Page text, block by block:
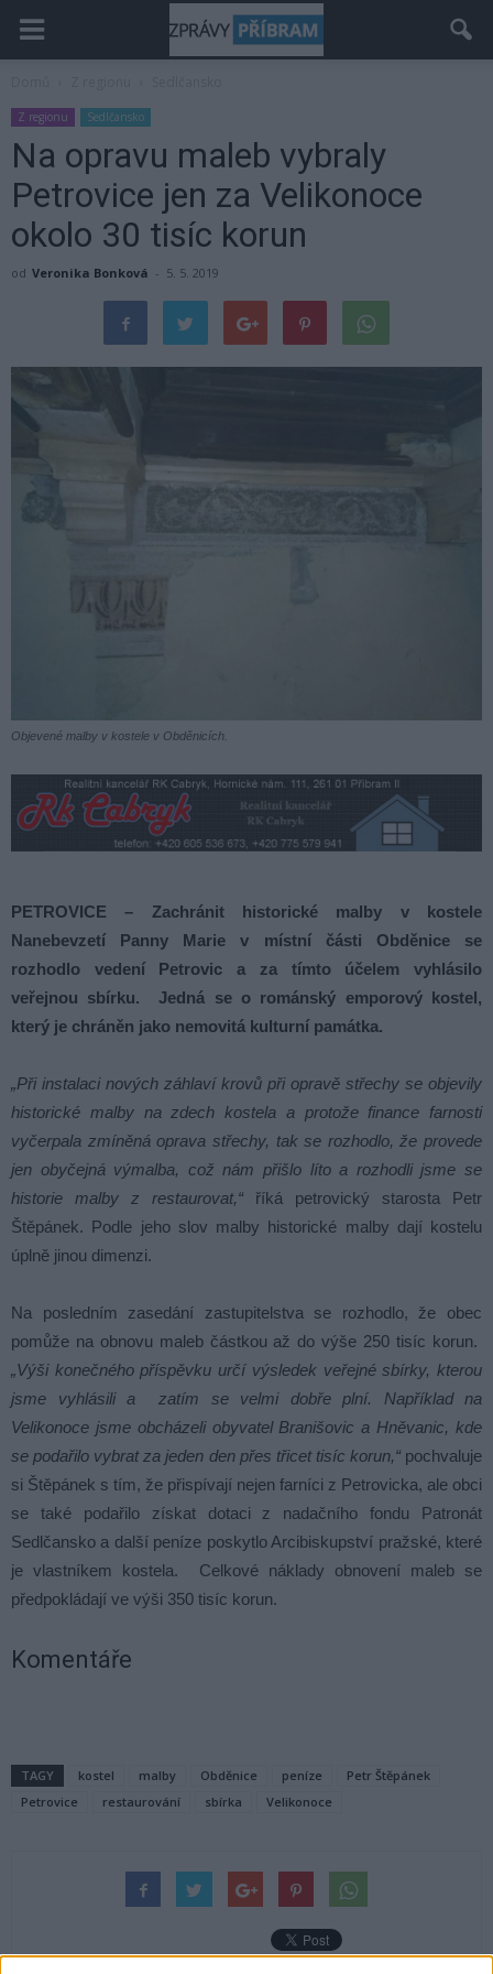
Z regionu Sedlčansko
Na opravu maleb vybraly
Petrovice jen za Velikonoce
okolo 30 tisíc korun
od Veronika Bonková - 5. 5. 2019
Objevené malby v kostele v Obděnicích.
PETROVICE – Zachránit historické malby v kostele
Nanebevzetí Panny Marie v místní části Obděnice se
rozhodlo vedení Petrovic a za tímto účelem vyhlásilo
veřejnou sbírku. Jedná se o románský emporový kostel,
který je chráněn jako nemovitá kulturní památka.
„Při instalaci nových záhlaví krovů při opravě střechy se objevily
historické malby na zdech kostela a protože finance farnosti
vyčerpala zmíněná oprava střechy, tak se rozhodlo, že provede
jen obyčejná výmalba, což nám přišlo líto a rozhodli jsme se
historie malby z restaurovat,“ říká petrovický starosta Petr
Štěpánek. Podle jeho slov malby historické malby dají kostelu
úplně jinou dimenzi.
Na posledním zasedání zastupitelstva se rozhodlo, že obec
pomůže na obnovu maleb částkou až do výše 250 tisíc korun.
„Výši konečného příspěvku určí výsledek veřejné sbírky, kterou
jsme vyhlásili a zatím se velmi dobře plní. Například na
Velikonoce jsme obcházeli obyvatel Branišovic a Hněvanic, kde
se podařilo vybrat za jeden den přes třicet tisíc korun,“pochvaluje
si Štěpánek s tím, že přispívají nejen farníci z Petrovicka, ale obci
se také podařilo získat dotaci z nadačního fondu Patronát
Sedlčansko a další peníze poskytlo Arcibiskupství pražské, které
je vlastníkem kostela. Celkové náklady obnovení maleb se
předpokládají ve výši 350 tisíc korun.
Komentáře
TAGY kostel malby Obděnice peníze
Petr Štěpánek
Petrovice
restaurování sbírka Velikonoce